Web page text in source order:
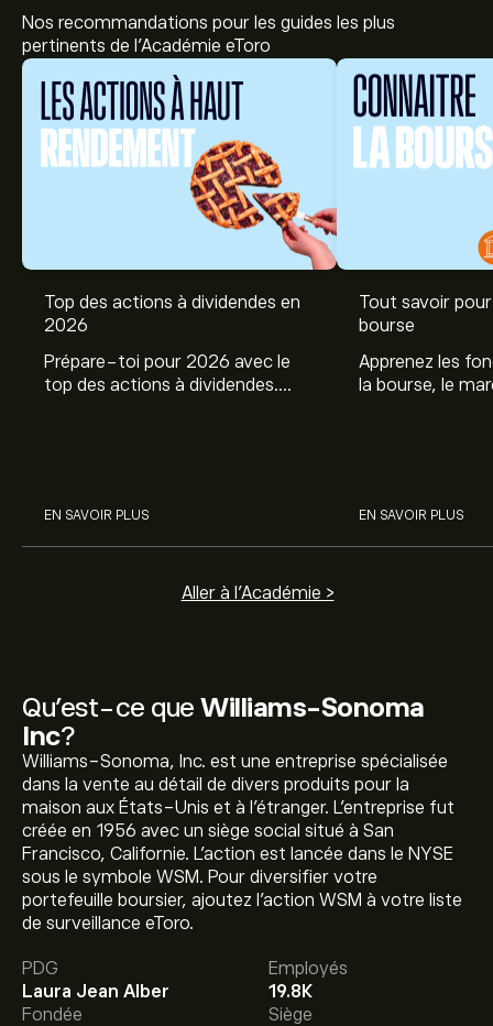
Qu’est-ce que Williams-Sonoma
Inc?
Williams-Sonoma, Inc. est une entreprise spécialisée
dans la vente au détail de divers produits pour la
maison aux États-Unis et à l'étranger. L'entreprise fut
créée en 1956 avec un siège social situé à San
Francisco, Californie. L’action est lancée dans le NYSE
sous le symbole WSM. Pour diversifier votre
portefeuille boursier, ajoutez l’action WSM à votre liste
de surveillance eToro.
PDG
Laura Jean Alber
Employés
19.8K
Fondée
Siège
Nos recommandations pour les guides les plus
pertinents de l'Académie eToro
Top des actions à dividendes en
2026
Prépare-toi pour 2026 avec le
top des actions à dividendes.
EN SAVOIR PLUS
Tout savoir
bourse
Apprenez les
la bourse, le
EN SAVOIR PLUS
Aller à l'Académie >
Le prix actuel de l'action WSM est de 251.78‎$‎.
Le prix cible moyen pour l'action Williams-Sonoma Inc